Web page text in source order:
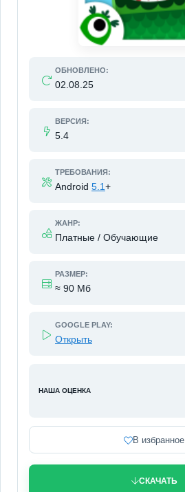
ОБНОВЛЕНО:
02.08.25
ВЕРСИЯ:
5.4
ТРЕБОВАНИЯ:
Android 5.1+
ЖАНР:
Платные / Обучающие
РАЗМЕР:
≈ 90 Мб
GOOGLE PLAY:
Открыть
НАША ОЦЕНКА
В избранное
СКАЧАТЬ